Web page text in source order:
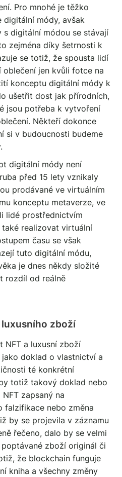
Pro mnohé je těžko
digitální módy, avšak
digitální módou se stávají
zejména díky šetrnosti k
se totiž, že spousta lidí
oblečení jen kvůli fotce na
konceptu digitální módy k
ušetřit dost jak přírodních,
jsou potřeba k vytvoření
Někteří dokonce
si v budoucnosti budeme
digitální módy není
před 15 lety vznikaly
prodávané ve virtuálním
konceptu metaverze, ve
lidé prostřednictvím
realizovat virtuální
času se však
tuto digitální módu,
je dnes někdy složité
rozdíl od reálně
zboží
NFT a luxusní zboží
doklad o vlastnictví a
té konkrétní
totiž takový doklad nebo
zapsaný na
falzifikace nebo změna
by se projevila v záznamu
řečeno, dalo by se velmi
zboží originál či
že blockchain funguje
kniha a všechny změny